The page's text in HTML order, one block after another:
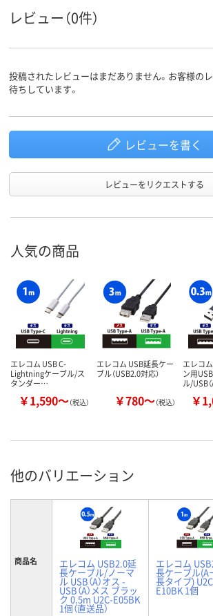
レビュー（0件）
投稿されたレビューはまだありません。お客様の
待ちしています。
レビューを書く
レビューをリクエストする
人気の商品
エレコム USB C-
Lightningケーブル/ス
タンダー…
￥1,590～（税込）
エレコム USB延長ケー
ブル（USB2.0対応）
￥780～（税込）
エレコ
ン用
ル/USB
￥
他のバリエーション
商品名 エレコム USB2.0延
長ケーブル/ノーマ
ル USB（A）オス -
USB（A）メス ブラッ
ク 0.5m U2C-E05BK
1個（直送品）
エレコム
長ケーブル(A
長タイプ)
E10BK 1個